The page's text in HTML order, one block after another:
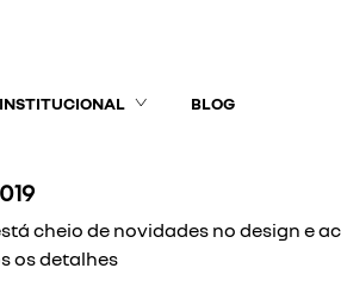
INSTITUCIONAL BLOG
cheio de novidades no design e
os detalhes